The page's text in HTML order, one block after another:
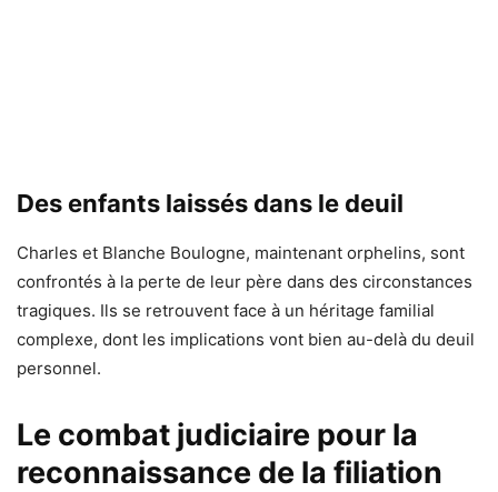
Des enfants laissés dans le deuil
Charles et Blanche Boulogne, maintenant orphelins, sont
confrontés à la perte de leur père dans des circonstances
tragiques. Ils se retrouvent face à un héritage familial
complexe, dont les implications vont bien au-delà du deuil
personnel.
Le combat judiciaire pour la
reconnaissance de la filiation